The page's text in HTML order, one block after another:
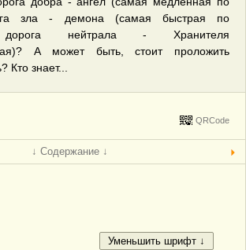
зла - демона (самая быстрая по
дорога нейтрала - Хранителя
А может быть, стоит проложить
Кто знает...
QRCode
↓ Содержание ↓